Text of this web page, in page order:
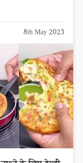
8th May 2023